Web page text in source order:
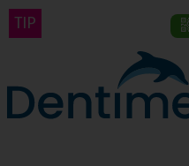
Menu eshopu
TIP